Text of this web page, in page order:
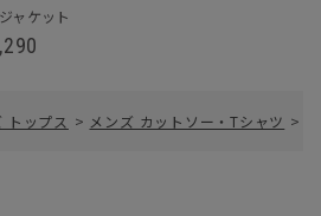
ャケット
トップス > メンズ カットソー・Tシャツ >